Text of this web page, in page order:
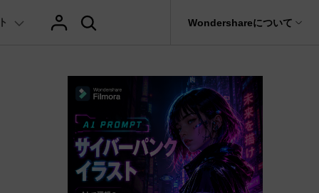
元・バックアップ
・ファイル修復ソフト
法人様向けお問い合わせ窓口
Wondershareについて
サポートセンター
データ復元・転送
Dr.Fone
Recoverit
サポート Wondershareについて
テキスト
テキスト挿入
テキスト読み上げ(TTS)
アセット
動画エフェクト
テンプレートプリセット
& AI機能 AIイラストや画像生成サイト
AI絵自動生成ツール
AI画像生成ツール
動画マーケティング
プレゼンテーション動画
ドショー作成関連知識 NEW
ムービー作成テクニック
Filmora動画講座
Filmora 101ガイド
Filmoraラーニング・セ
ブランド紹介
レビュー
Filmoraのニュースとレビューについて詳し
く見る
協業実績